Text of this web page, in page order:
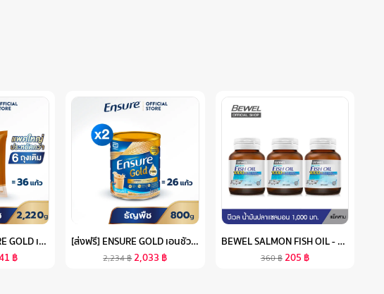
[แพคสุดคุ้ม] ENSURE GOLD เอนชัวร์ โกลด์ กลิ่นธัญพืช แบบถุงเติม 2,220G ENSURE GOLD WHEAT SACHET 2,220G
฿
[ส่งฟรี] ENSURE GOLD เอนชัวร์ โกลด์ กลิ่นธัญพืช 800G 2 กระป๋อง ENSURE GOLD WHEAT 800G X2
2,234฿2,033 ฿
BEWEL SALMON FISH OIL - บีเวลน้ำมันปลาแซลมอน ผสมวิตามินอี มีโอเมก้า 3 (30 เม็ด) (แพค 3 ขวด)
360฿205 ฿